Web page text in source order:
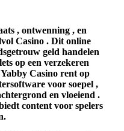
, ontwenning , en
Casino . Dit online
geld handelen
op een verzekeren
Casino rent op
voor soepel ,
en vloeiend .
content voor spelers